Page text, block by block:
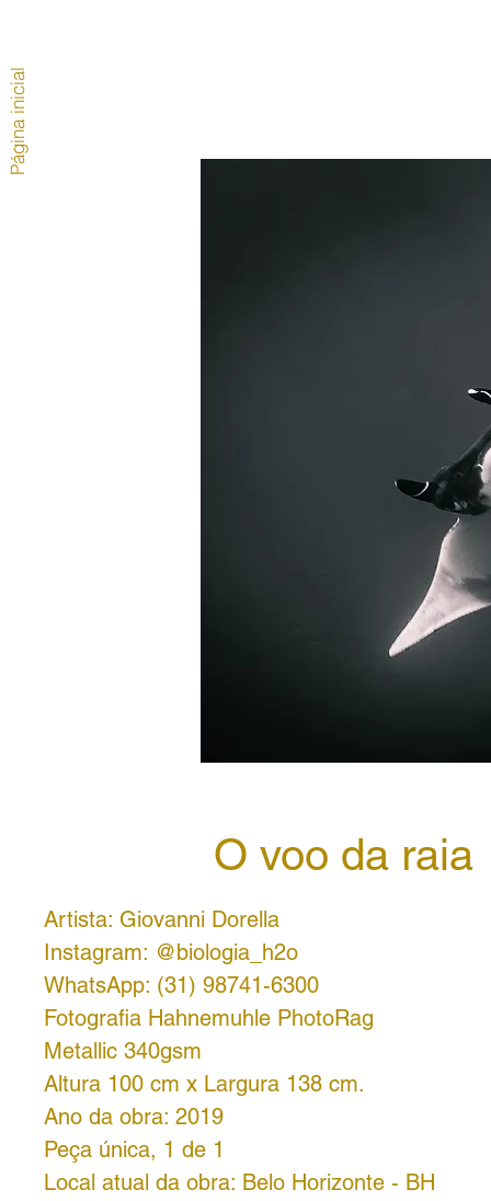
O voo da raia
Artista: Giovanni Dorella
Instagram: @biologia_h2o
WhatsApp: (31) 98741-6300
Fotografia Hahnemuhle PhotoRag
Metallic 340gsm
Altura 100 cm x Largura 138 cm.
Ano da obra: 2019
Peça única, 1 de 1
Local atual da obra: Belo Horizonte - BH
Página inicial